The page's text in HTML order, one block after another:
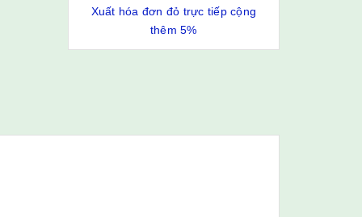
Xuất hóa đơn đỏ trực tiếp cộng
thêm 5%